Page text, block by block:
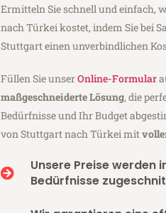
Ermitteln Sie schnell und einfach,
nach Türkei kostet, indem Sie bei
Stuttgart einen unverbindlichen
Füllen Sie unserOnline-Formular
maßgeschneiderte Lösung, die
Bedürfnisse und Ihr Budget
von Stuttgart nach Türkei mit
Unsere Preise werden
Bedürfnisse